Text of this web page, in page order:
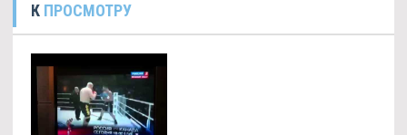
К ПРОСМОТРУ